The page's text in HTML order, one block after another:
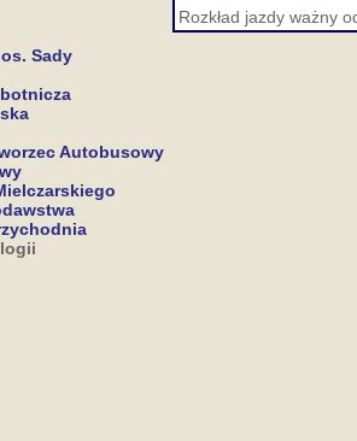
Sady
Autobusowy
Rozkład jazdy ważny